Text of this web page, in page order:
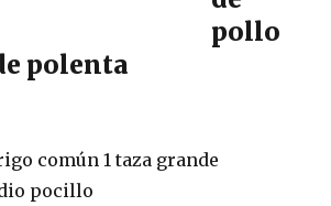
pollo
polenta
común 1 taza grande
pocillo